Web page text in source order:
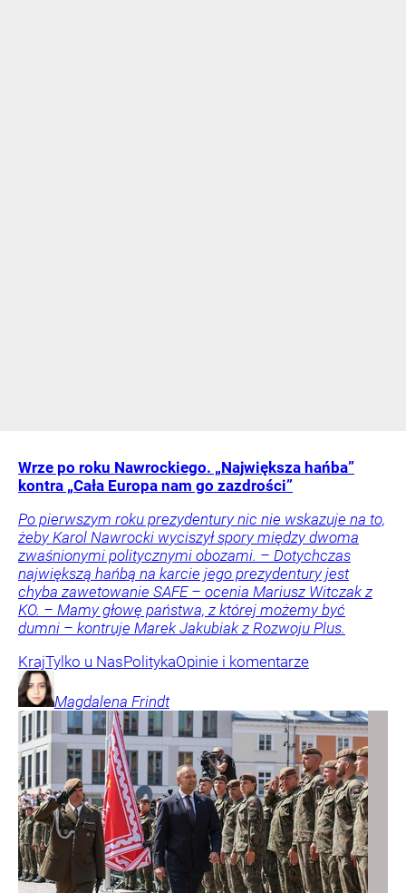
Wrze po roku Nawrockiego. „Największa hańba”
kontra „Cała Europa nam go zazdrości”
Po pierwszym roku prezydentury nic nie wskazuje na to,
żeby Karol Nawrocki wyciszył spory między dwoma
zwaśnionymi politycznymi obozami. – Dotychczas
największą hańbą na karcie jego prezydentury jest
chyba zawetowanie SAFE – ocenia Mariusz Witczak z
KO. – Mamy głowę państwa, z której możemy być
dumni – kontruje Marek Jakubiak z Rozwoju Plus.
KrajTylko u NasPolitykaOpinie i komentarze
Magdalena Frindt